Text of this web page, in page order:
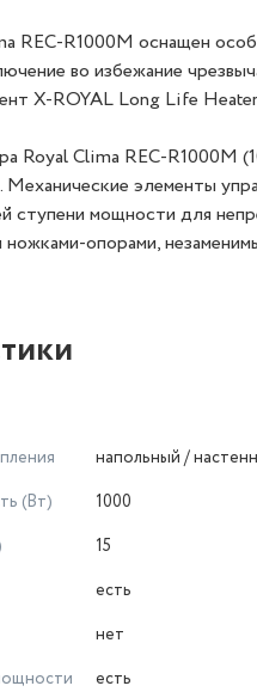
REC-R1000M оснащен
во избежание
X-ROYAL Long Life
Royal Clima REC-R1000M
элементы
ступени мощности для
опорами,
напольный /
(Вт)
1000
15
есть
нет
есть